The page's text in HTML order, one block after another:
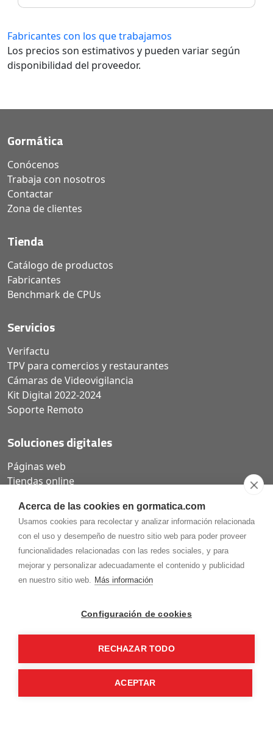
Acerca de las cookies en gormatica.com
Usamos cookies para recolectar y analizar información relacionada
con el uso y desempeño de nuestro sitio web para poder proveer
funcionalidades relacionadas con las redes sociales, y para
mejorar y personalizar adecuadamente el contenido y publicidad
en nuestro sitio web. Más información
Configuración de cookies
RECHAZAR TODO
ACEPTAR
Fabricantes con los que trabajamos
Los precios son estimativos y pueden variar según
disponibilidad del proveedor.
Gormática
Conócenos
Trabaja con nosotros
Contactar
Zona de clientes
Tienda
Catálogo de productos
Fabricantes
Benchmark de CPUs
Servicios
Verifactu
TPV para comercios y restaurantes
Cámaras de Videovigilancia
Kit Digital 2022-2024
Soporte Remoto
Soluciones digitales
Páginas web
Tiendas online
975.368.262
Aviso Legal Política de privacidad
Gormaz Informática S.L.C/ Soria, 2 - El Burgo de Osma (Soria)
¡Síguenos en nuestras redes!